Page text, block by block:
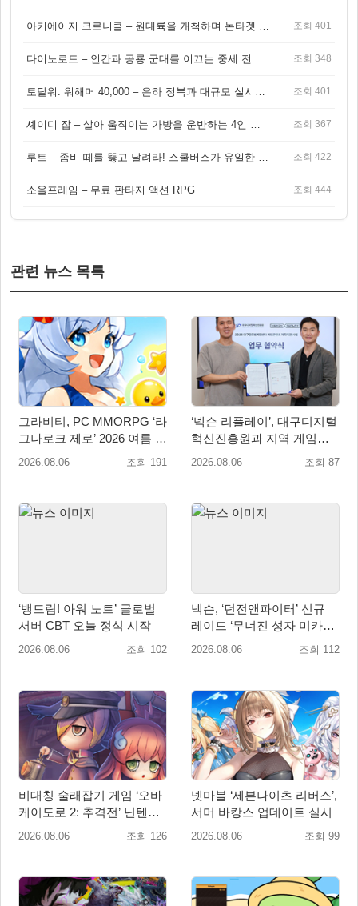
조회 401
조회 348
조회 401
조회 367
조회 422
소울프레임 – 무료 판타지 액션 RPG 조회 444
관련 뉴스 목록
그라비티, PC MMORPG ‘라
그나로크 제로’ 2026 여름 프
로모션 진행!
2026.08.06 조회 191
‘넥슨 리플레이’, 대구디지털
혁신진흥원과 지역 게임산
업 육성 위한 업무협약 체결
2026.08.06 조회 87
‘뱅드림! 아워 노트’ 글로벌
서버 CBT 오늘 정식 시작
2026.08.06 조회 102
넥슨, ‘던전앤파이터’ 신규
레이드 ‘무너진 성자 미카엘
라’ 업데이트!
2026.08.06 조회 112
비대칭 술래잡기 게임 ‘오바
케이도로 2: 추격전’ 닌텐도
eShop 출시
2026.08.06 조회 126
넷마블 ‘세븐나이츠 리버스’,
서머 바캉스 업데이트 실시
2026.08.06 조회 99